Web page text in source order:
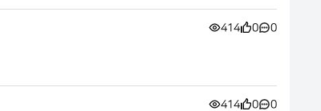
414 0 0
414 0 0